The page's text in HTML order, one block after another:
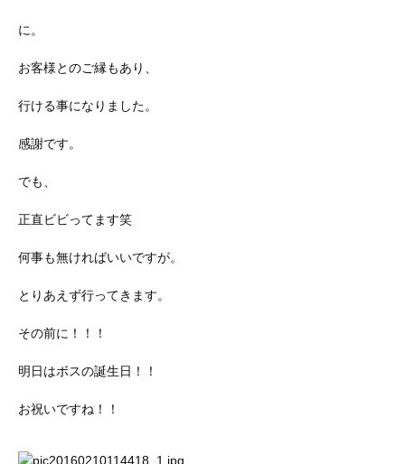
に。
お客様とのご縁もあり、
行ける事になりました。
感謝です。
でも、
正直ビビってます笑
何事も無ければいいですが。
とりあえず行ってきます。
その前に！！！
明日はボスの誕生日！！
お祝いですね！！